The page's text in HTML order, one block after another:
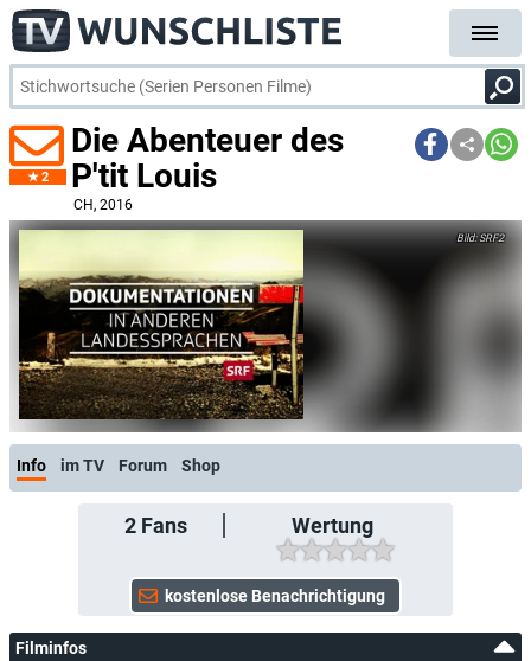
2
Die Abenteuer des
P'tit Louis
CH, 2016
SRF2
Info im TV Forum Shop
2Fans Wertung
Filminfos